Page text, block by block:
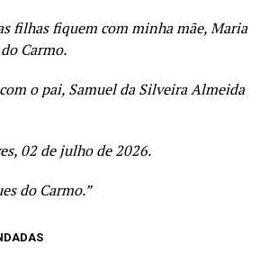
filhas fiquem com minha mãe, Maria
Carmo.
o pai, Samuel da Silveira Almeida
02 de julho de 2026.
do Carmo.”